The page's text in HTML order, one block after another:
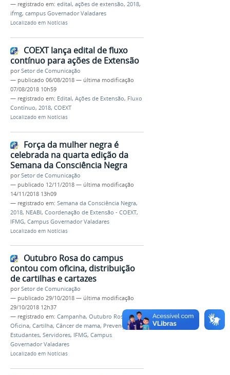
— registrado em: edital, ações de extensão, 2018,
ifmg, campus Governador Valadares
Localizado em Notícias
COEXT lança edital de fluxo
contínuo para ações de Extensão
porSetor de Comunicação
— publicado 06/08/2018 — última modificação
07/08/2018 10h59
— registrado em: Edital, Ações de Extensão, Fluxo
Contínuo, 2018, COEXT
Localizado em Notícias
Força da mulher negra é
celebrada na quarta edição da
Semana da Consciência Negra
porSetor de Comunicação
— publicado 12/11/2018 — última modificação
14/11/2018 13h09
— registrado em: Semana da Consciência Negra,
2018, NEABI, Coordenação de Extensão - COEXT,
IFMG, Campus Governador Valadares
Localizado em Notícias
Outubro Rosa do campus
contou com oficina, distribuição
de cartilhas e cartazes
porSetor de Comunicação
— publicado 29/10/2018 — última modificação
29/10/2018 12h37
— registrado em: Campanha, Outubro Rosa ,2018,
Oficina, Cartilha, Câncer de mama, Prevenção,
Estudantes, Servidores, IFMG, Campus
Governador Valadares
Localizado em Notícias